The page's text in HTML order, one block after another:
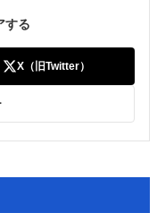
する
X（旧Twitter）